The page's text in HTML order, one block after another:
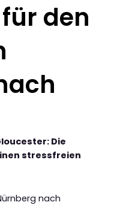
den
Die
stressfreien
nach